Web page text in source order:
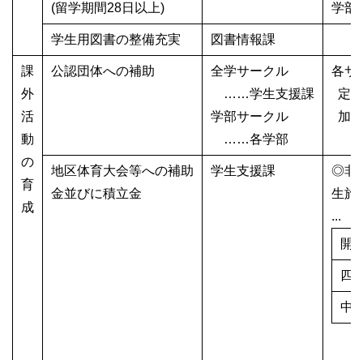
(留学期間28日以上)
学部
学生用図書の整備充実 図書情報課
課
外
活
動
の
育
成
公認団体への補助
全学サークル
……学生支援課
学部サークル
……各学部
各サ
定
加
地区体育大会等への補助
金並びに積立金
学生支援課
◎非
生旅
...
開
四
中